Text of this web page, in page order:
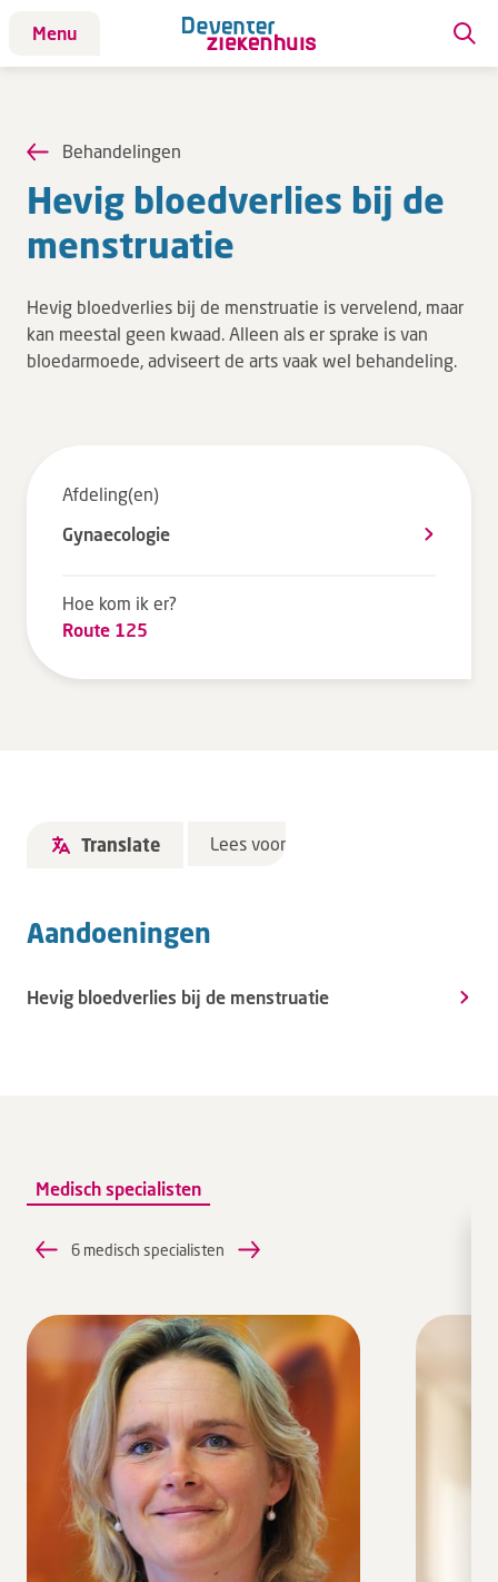
Menu
Patiënt
Afdelingen
Afspraak maken
Bloedafname
Kinderwebsite
Specialisten
Tarieven en vergoeding
Uw gegevens
Wachttijden
Verwijzers
MijnDZ
Behandelingen
Hevig bloed­ver­lies bij de
men­stru­a­tie
Hevig bloedverlies bij de menstruatie is vervelend, maar
kan meestal geen kwaad. Alleen als er sprake is van
bloedarmoede, adviseert de arts vaak wel behandeling.
Afdeling(en)
Gynaecologie
Hoe kom ik er?
Route 125
Translate Lees voor
Aandoeningen
Hevig bloedverlies bij de menstruatie
Medisch specialisten
6 medisch specialisten